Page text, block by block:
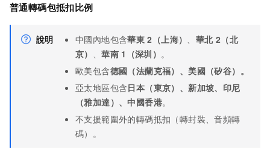
普通轉碼包抵扣比例
說明 中國內地包含華東 2（上海） 、 華北 2（北
京） 、華南 1（深圳） 。
歐美包含德國（法蘭克福）、美國（矽谷）。
亞太地區包含日本（東京）、新加坡、印尼
（雅加達） 、中國香港。
不支援範圍外的轉碼抵扣（轉封裝、音頻轉
碼）。